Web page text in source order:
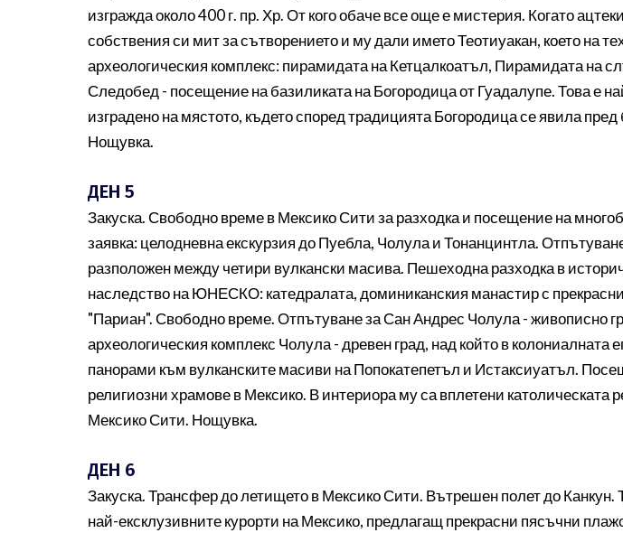
изгражда около 400 г. пр. Хр. От кого обаче все още е мистерия. Когато
собствения си мит за сътворението и му дали името Теотиуакан, което на
археологическия комплекс: пирамидата на Кетцалкоатъл, Пирамидата на
Следобед - посещение на базиликата на Богородица от Гуадалупе. Това е
изградено на мястото, където според традицията Богородица се явила
Нощувка.
ДЕН 5
Закуска. Свободно време в Мексико Сити за разходка и посещение на
заявка: целодневна екскурзия до Пуебла, Чолула и Тонанцинтла.
разположен между четири вулкански масива. Пешеходна разходка в
наследство на ЮНЕСКО: катедралата, доминиканския манастир с
"Париан". Свободно време. Отпътуване за Сан Андрес Чолула - живописно
археологическия комплекс Чолула - древен град, над който в
панорами към вулканските масиви на Попокатепетъл и Истаксиуатъл.
религиозни храмове в Мексико. В интериора му са вплетени
Мексико Сити. Нощувка.
ДЕН 6
Закуска. Трансфер до летището в Мексико Сити. Вътрешен полет до
най-ексклузивните курорти на Мексико, предлагащ прекрасни пясъчни